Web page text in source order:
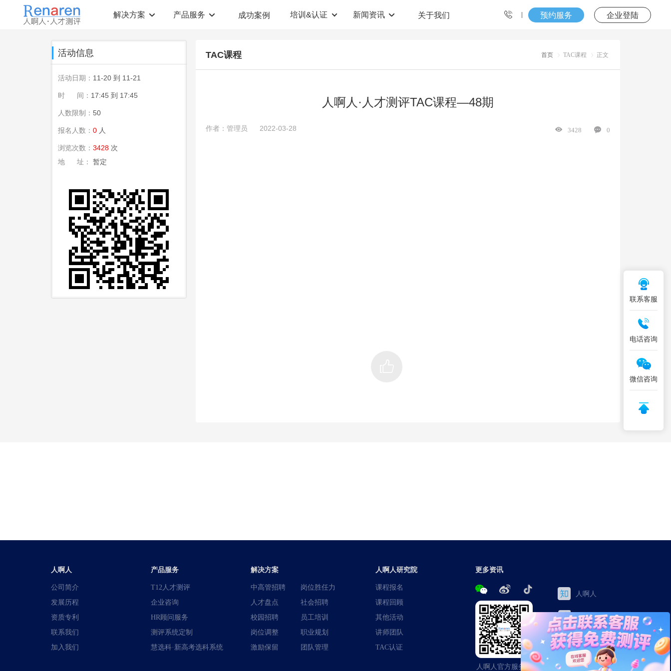
解决方案
测评解决方案
社会招聘 岗位胜任力建模
中高层评估 人才盘点
校园招聘
员工生涯规划
学生职业规划
产品服务
人才测评产品
T12人才素质测评 职业规划测评
领导潜力测评 青年干部能力测评
心理健康测评
人才测评工具
AI人岗匹配工具
成功案例 培训&认证 新闻资讯 关于我们 预约服务 企业登陆
TAC课程 首页 TAC课程 正文
人啊人·人才测评TAC课程—48期
作者：管理员 2022-03-28 3428 0
活动信息
活动日期： 11-20 到 11-21
时 间： 17:45 到 17:45
人数限制： 50
报名人数： 0 人
浏览次数： 3428 次
地 址：
暂定
人啊人
公司简介
发展历程
资质专利
联系我们
加入我们
产品服务
T12人才测评
企业咨询
HR顾问服务
测评系统定制
慧选科·新高考选科系统
解决方案
中高管招聘 岗位胜任力
人才盘点 社会招聘
校园招聘 员工培训
岗位调整 职业规划
激励保留 团队管理
人啊人研究院
课程报名
课程回顾
其他活动
讲师团队
TAC认证
更多资讯
人啊人官方服务号
人啊人
三茅网
百家号
今日头条
联系客服
电话咨询
微信咨询